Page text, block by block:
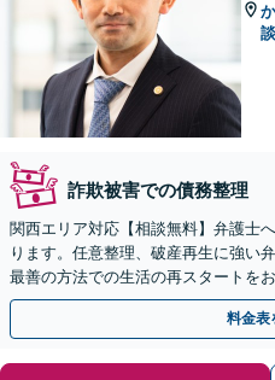
詐欺被害での債務整理
関西エリア対応【相談無料】弁護士
ります。任意整理、破産再生に強い
最善の方法での生活の再スタートを
【夜間休日対応可】【完全個室】
料金表